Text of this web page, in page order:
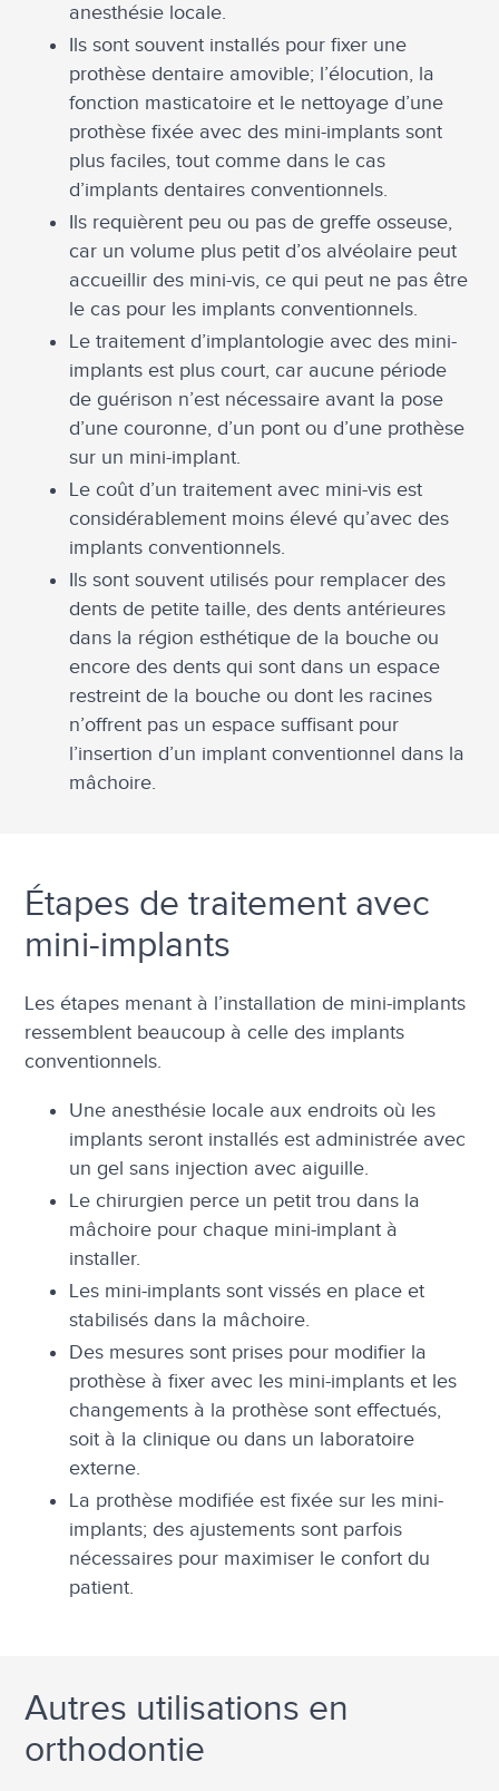
anesthésie locale.
Ils sont souvent installés pour fixer une
prothèse dentaire amovible; l’élocution, la
fonction masticatoire et le nettoyage d’une
prothèse fixée avec des mini-implants sont
plus faciles, tout comme dans le cas
d’implants dentaires conventionnels.
Ils requièrent peu ou pas de greffe osseuse,
car un volume plus petit d’os alvéolaire peut
accueillir des mini-vis, ce qui peut ne pas être
le cas pour les implants conventionnels.
Le traitement d’implantologie avec des mini-
implants est plus court, car aucune période
de guérison n’est nécessaire avant la pose
d’une couronne, d’un pont ou d’une prothèse
sur un mini-implant.
Le coût d’un traitement avec mini-vis est
considérablement moins élevé qu’avec des
implants conventionnels.
Ils sont souvent utilisés pour remplacer des
dents de petite taille, des dents antérieures
dans la région esthétique de la bouche ou
encore des dents qui sont dans un espace
restreint de la bouche ou dont les racines
n’offrent pas un espace suffisant pour
l’insertion d’un implant conventionnel dans la
mâchoire.
Étapes de traitement avec
mini-implants
Les étapes menant à l’installation de mini-implants
ressemblent beaucoup à celle des implants
conventionnels.
Une anesthésie locale aux endroits où les
implants seront installés est administrée avec
un gel sans injection avec aiguille.
Le chirurgien perce un petit trou dans la
mâchoire pour chaque mini-implant à
installer.
Les mini-implants sont vissés en place et
stabilisés dans la mâchoire.
Des mesures sont prises pour modifier la
prothèse à fixer avec les mini-implants et les
changements à la prothèse sont effectués,
soit à la clinique ou dans un laboratoire
externe.
La prothèse modifiée est fixée sur les mini-
implants; des ajustements sont parfois
nécessaires pour maximiser le confort du
patient.
Autres utilisations en
orthodontie